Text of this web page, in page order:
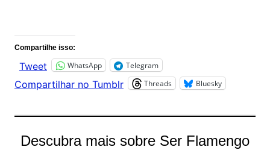
Compartilhe isso:
Tweet WhatsApp Telegram
Compartilhar no Tumblr Threads Bluesky
Descubra mais sobre Ser Flamengo